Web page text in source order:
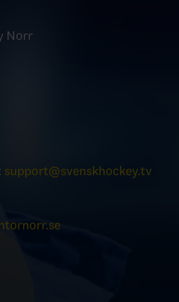
Norr
support@svenskhockey.tv